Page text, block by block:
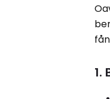
1.